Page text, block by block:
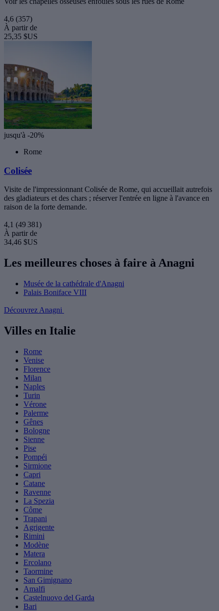
4,6 (357)
À partir de
25,35 $US
jusqu'à -20%
Rome
Colisée
Visite de l'impressionnant Colisée de Rome, qui accueillait autrefois
des gladiateurs et des chars ; réserver l'entrée en ligne à l'avance en
raison de la forte demande.
4,1 (49 381)
À partir de
34,46 $US
Les meilleures choses à faire à Anagni
Musée de la cathédrale d'Anagni
Palais Boniface VIII
Découvrez Anagni
Villes en Italie
Rome
Venise
Florence
Milan
Naples
Turin
Vérone
Palerme
Gênes
Bologne
Sienne
Pise
Pompéi
Sirmione
Capri
Catane
Ravenne
La Spezia
Côme
Trapani
Agrigente
Rimini
Modène
Matera
Ercolano
Taormine
San Gimignano
Amalfi
Castelnuovo del Garda
Bari